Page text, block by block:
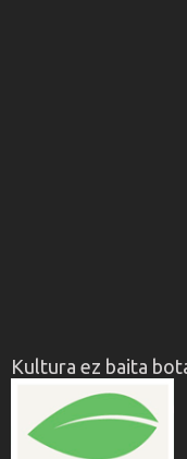
Kultura ez baita